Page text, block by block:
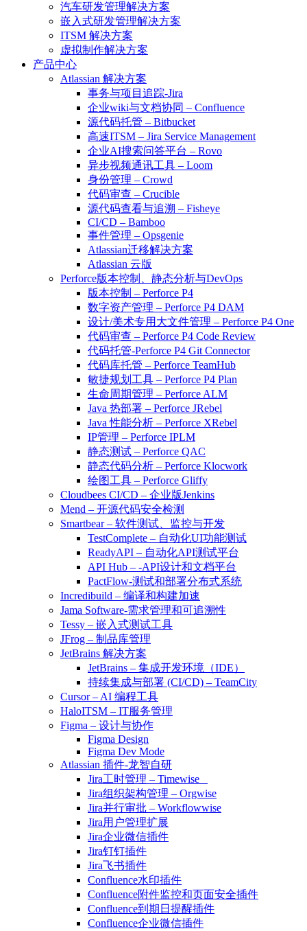
汽车研发管理解决方案
嵌入式研发管理解决方案
ITSM 解决方案
虚拟制作解决方案
产品中心
Atlassian 解决方案
事务与项目追踪-Jira
企业wiki与文档协同 – Confluence
源代码托管 – Bitbucket
高速ITSM – Jira Service Management
企业AI搜索问答平台 – Rovo
异步视频通讯工具 – Loom
身份管理 – Crowd
代码审查 – Crucible
源代码查看与追溯 – Fisheye
CI/CD – Bamboo
事件管理 – Opsgenie
Atlassian迁移解决方案
Atlassian 云版
Perforce版本控制、静态分析与DevOps
版本控制 – Perforce P4
数字资产管理 – Perforce P4 DAM
设计/美术专用大文件管理 – Perforce P4 One
代码审查 – Perforce P4 Code Review
代码托管-Perforce P4 Git Connector
代码库托管 – Perforce TeamHub
敏捷规划工具 – Perforce P4 Plan
生命周期管理 – Perforce ALM
Java 热部署 – Perforce JRebel
Java 性能分析 – Perforce XRebel
IP管理 – Perforce IPLM
静态测试 – Perforce QAC
静态代码分析 – Perforce Klocwork
绘图工具 – Perforce Gliffy
Cloudbees CI/CD – 企业版Jenkins
Mend – 开源代码安全检测
Smartbear – 软件测试、监控与开发
TestComplete – 自动化UI功能测试
ReadyAPI – 自动化API测试平台
API Hub – -API设计和文档平台
PactFlow-测试和部署分布式系统
Incredibuild – 编译和构建加速
Jama Software-需求管理和可追溯性
Tessy – 嵌入式测试工具
JFrog – 制品库管理
JetBrains 解决方案
JetBrains – 集成开发环境（IDE）
持续集成与部署 (CI/CD) – TeamCity
Cursor – AI 编程工具
HaloITSM – IT服务管理
Figma – 设计与协作
Figma Design
Figma Dev Mode
Atlassian 插件-龙智自研
Jira工时管理 – Timewise
Jira组织架构管理 – Orgwise
Jira并行审批 – Workflowwise
Jira用户管理扩展
Jira企业微信插件
Jira钉钉插件
Jira飞书插件
Confluence水印插件
Confluence附件监控和页面安全插件
Confluence到期日提醒插件
Confluence企业微信插件